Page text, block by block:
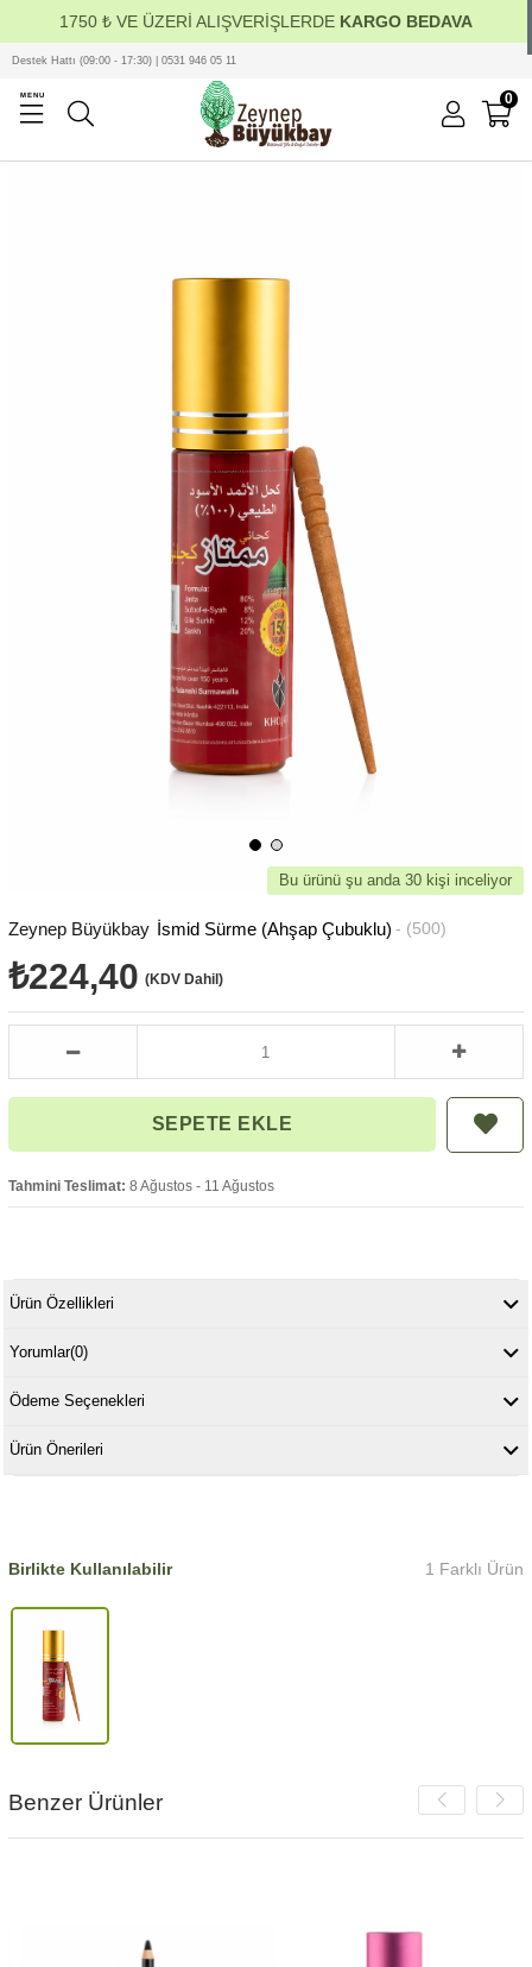
1750 ₺ VE ÜZERİ ALIŞVERİŞLERDE KARGO BEDAVA
MENU
Destek Hattı (09:00 - 17:30) | 0531 946 05 11
0
Bu ürünü şu anda 30 kişi inceliyor
Zeynep Büyükbay İsmid Sürme (Ahşap Çubuklu) (500)
₺224,40 (KDV Dahil)
Tahmini Teslimat: 8 Ağustos - 11 Ağustos
Ürün Özellikleri
Yorumlar(0)
Ödeme Seçenekleri
Ürün Önerileri
Birlikte Kullanılabilir 1 Farklı Ürün
Benzer Ürünler